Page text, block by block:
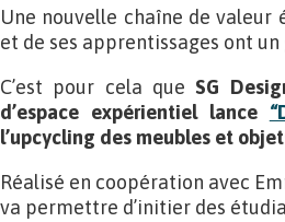
Une nouvelle chaîne de valeur
et de ses apprentissages ont
C’est pour cela que SG
d’espace expérientiel lance
l’upcycling des meubles et
Réalisé en coopération avec
va permettre d’initier des